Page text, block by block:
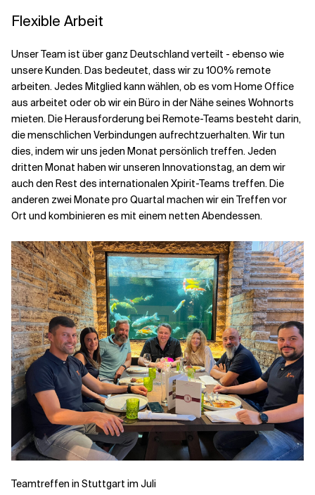
Flexible Arbeit
Unser Team ist über ganz Deutschland verteilt - ebenso wie
unsere Kunden. Das bedeutet, dass wir zu 100% remote
arbeiten. Jedes Mitglied kann wählen, ob es vom Home Office
aus arbeitet oder ob wir ein Büro in der Nähe seines Wohnorts
mieten. Die Herausforderung bei Remote-Teams besteht darin,
die menschlichen Verbindungen aufrechtzuerhalten. Wir tun
dies, indem wir uns jeden Monat persönlich treffen. Jeden
dritten Monat haben wir unseren Innovationstag, an dem wir
auch den Rest des internationalen Xpirit-Teams treffen. Die
anderen zwei Monate pro Quartal machen wir ein Treffen vor
Ort und kombinieren es mit einem netten Abendessen.
Teamtreffen in Stuttgart im Juli